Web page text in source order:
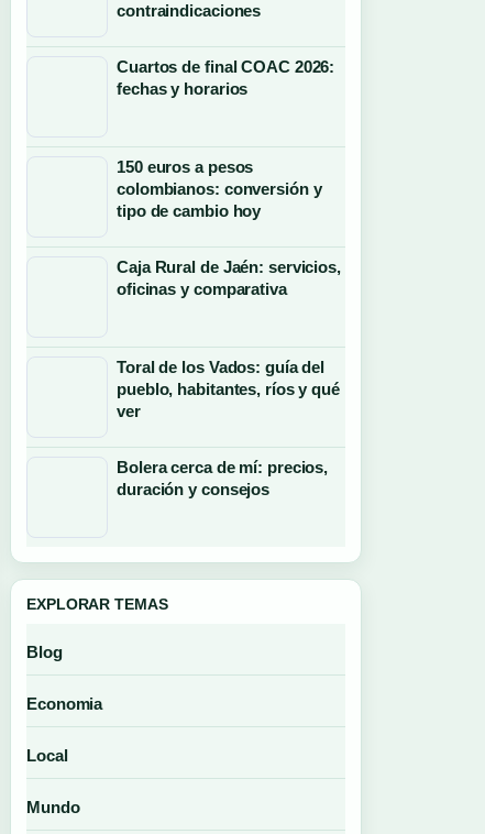
contraindicaciones
Cuartos de final COAC 2026:
fechas y horarios
150 euros a pesos
colombianos: conversión y
tipo de cambio hoy
Caja Rural de Jaén: servicios,
oficinas y comparativa
Toral de los Vados: guía del
pueblo, habitantes, ríos y qué
ver
Bolera cerca de mí: precios,
duración y consejos
EXPLORAR TEMAS
Blog
Economia
Local
Mundo